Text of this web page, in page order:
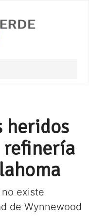
heridos
refinería
existe
de Wynnewood